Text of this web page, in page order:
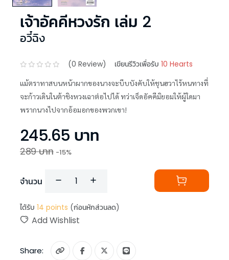
เจ้าอัคคีหวงรัก เล่ม 2
อวี๋ฉิง
(0 Review) เขียนรีวิวเพื่อรับ 10 Hearts
แม้ตราทาสบนหน้าผากของนางจะบีบบังคับให้ชุนฮวาไร้หนทางที่
จะก้าวเดินในต้าชิงหวงเฉาต่อไปได้ ทว่าเจ็ดอัคคีมิยอมให้ผู้ใดมา
พรากนางไปจากอ้อมอกของพวกเขา!
245.65 บาท
289บาท -15%
จำนวน
ได้รับ 14 points (ก่อนหักส่วนลด)
Add Wishlist
Share: